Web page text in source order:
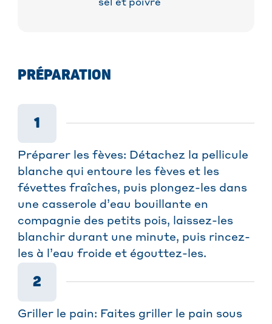
sel et poivre
PRÉPARATION
1
Préparer les fèves: Détachez la pellicule
blanche qui entoure les fèves et les
févettes fraîches, puis plongez-les dans
une casserole d’eau bouillante en
compagnie des petits pois, laissez-les
blanchir durant une minute, puis rincez-
les à l’eau froide et égouttez-les.
2
Griller le pain: Faites griller le pain sous